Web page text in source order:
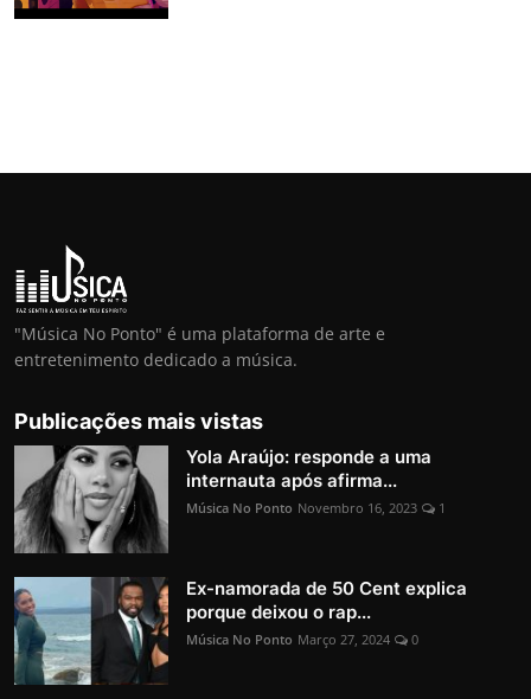
"Música No Ponto" é uma plataforma de arte e
entretenimento dedicado a música.
Publicações mais vistas
Yola Araújo: responde a uma
internauta após afirma...
Música No Ponto Novembro 16, 2023 1
Ex-namorada de 50 Cent explica
porque deixou o rap...
Música No Ponto Março 27, 2024 0